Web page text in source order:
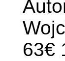
63€